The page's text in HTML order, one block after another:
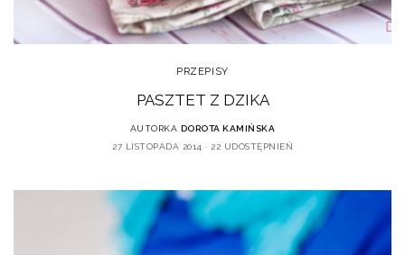
PRZEPISY
PASZTET Z DZIKA
AUTORKA DOROTA KAMIŃSKA
27 LISTOPADA 2014
22 UDOSTĘPNIEŃ